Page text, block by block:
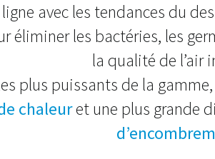
avec les tendances du
éliminer les bactéries, les
la qualité de l’air
plus puissants de la gamme,
chaleuret une plus grande